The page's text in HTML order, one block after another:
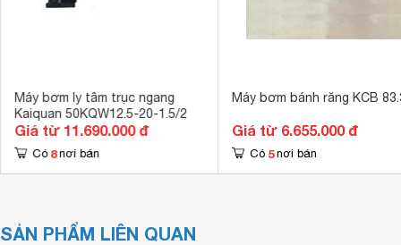
Máy bơm ly tâm trục ngang
Kaiquan 50KQW12.5-20-1.5/2
Giá từ 11.690.000 đ
Có 8 nơi bán
Máy bơm bánh răng KCB
Giá từ 6.655.000 đ
Có 5 nơi bán
SẢN PHẨM LIÊN QUAN